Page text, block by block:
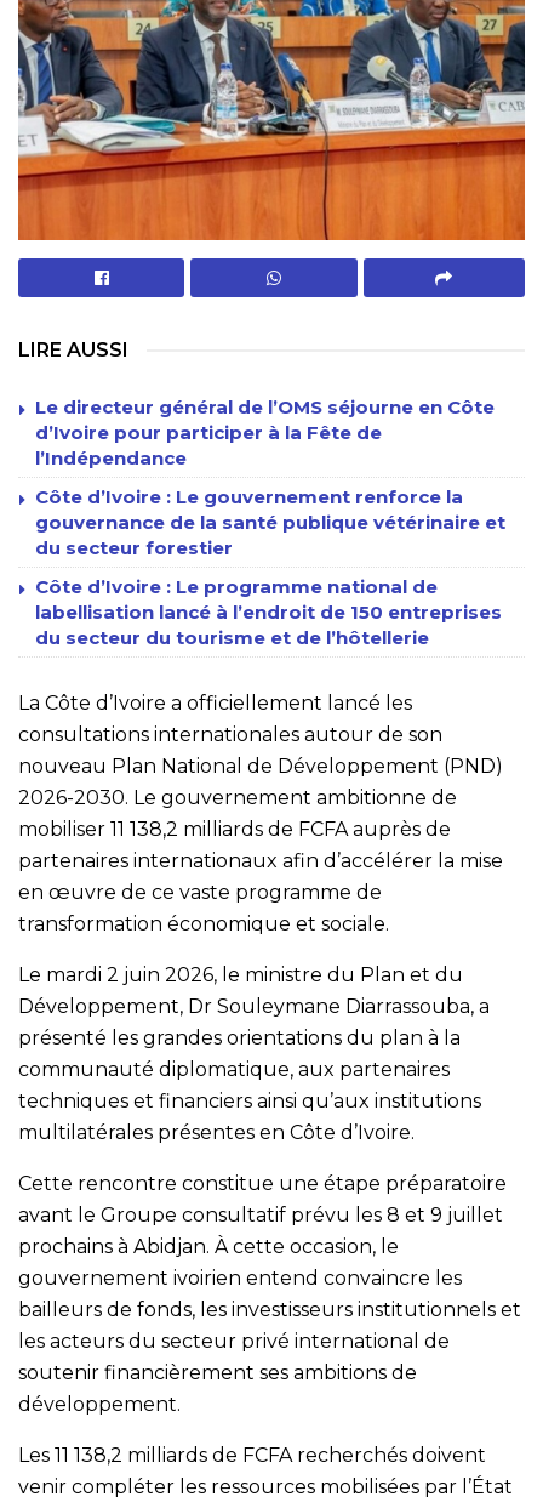
LIRE AUSSI
Le directeur général de l’OMS séjourne en Côte
d’Ivoire pour participer à la Fête de
l’Indépendance
Côte d’Ivoire : Le gouvernement renforce la
gouvernance de la santé publique vétérinaire et
du secteur forestier
Côte d’Ivoire : Le programme national de
labellisation lancé à l’endroit de 150 entreprises
du secteur du tourisme et de l’hôtellerie
La Côte d’Ivoire a officiellement lancé les
consultations internationales autour de son
nouveau Plan National de Développement (PND)
2026-2030. Le gouvernement ambitionne de
mobiliser 11 138,2 milliards de FCFA auprès de
partenaires internationaux afin d’accélérer la mise
en œuvre de ce vaste programme de
transformation économique et sociale.
Le mardi 2 juin 2026, le ministre du Plan et du
Développement, Dr Souleymane Diarrassouba, a
présenté les grandes orientations du plan à la
communauté diplomatique, aux partenaires
techniques et financiers ainsi qu’aux institutions
multilatérales présentes en Côte d’Ivoire.
Cette rencontre constitue une étape préparatoire
avant le Groupe consultatif prévu les 8 et 9 juillet
prochains à Abidjan. À cette occasion, le
gouvernement ivoirien entend convaincre les
bailleurs de fonds, les investisseurs institutionnels et
les acteurs du secteur privé international de
soutenir financièrement ses ambitions de
développement.
Les 11 138,2 milliards de FCFA recherchés doivent
venir compléter les ressources mobilisées par l’État